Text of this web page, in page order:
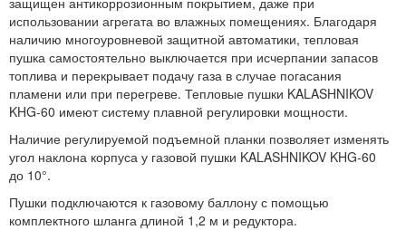
использовании агрегата во влажных помещениях. Благодаря
наличию многоуровневой защитной автоматики, тепловая
пушка самостоятельно выключается при исчерпании запасов
топлива и перекрывает подачу газа в случае погасания
пламени или при перегреве. Тепловые пушки KALASHNIKOV
KHG-60 имеют систему плавной регулировки мощности.
Наличие регулируемой подъемной планки позволяет изменять
угол наклона корпуса у газовой пушки KALASHNIKOV KHG-60
до 10°.
Пушки подключаются к газовому баллону с помощью
комплектного шланга длиной 1,2 м и редуктора.